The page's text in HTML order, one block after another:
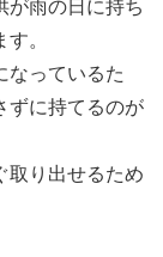
が雨の日に持ち
。
なっているた
ずに持てるのが
取り出せるため